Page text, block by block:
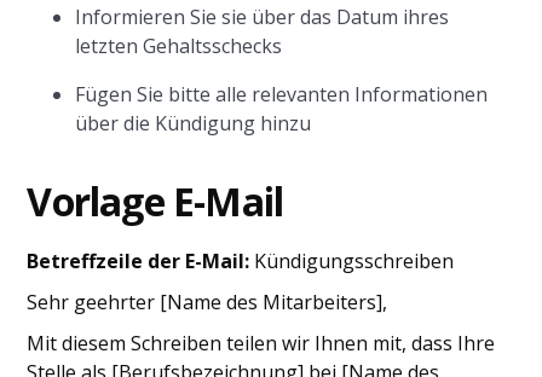
Informieren Sie sie über das Datum ihres
letzten Gehaltsschecks
Fügen Sie bitte alle relevanten Informationen
über die Kündigung hinzu
Vorlage E-Mail
Betreffzeile der E-Mail: Kündigungsschreiben
Sehr geehrter [Name des Mitarbeiters],
Mit diesem Schreiben teilen wir Ihnen mit, dass Ihre